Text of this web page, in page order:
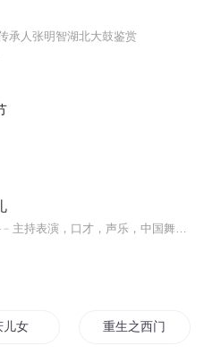
承人张明智湖北大鼓鉴赏
儿女 重生之西门庆